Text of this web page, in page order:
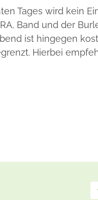
Tages wird kein
Band und der
ist hingegen
Hierbei